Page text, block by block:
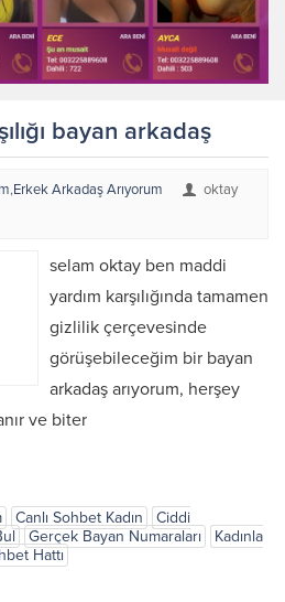
bayan arkadaş
,Erkek Arkadaş Arıyorum
oktay
selam oktay ben maddi
yardım karşılığında tamamen
gizlilik çerçevesinde
görüşebileceğim bir bayan
arkadaş arıyorum, herşey
ve biter
Canlı Sohbet Kadın
Ciddi
Gerçek Bayan Numaraları
Kadınla
Hattı